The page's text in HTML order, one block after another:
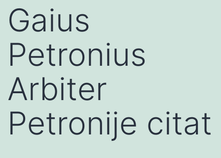
Gaius
Petronius
Arbiter
Petronije citat